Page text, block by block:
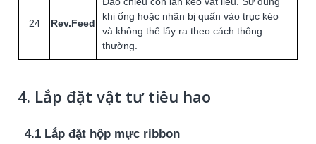
24 Rev.Feed
khi ống hoặc nhãn bị quấn vào trục kéo
và không thể lấy ra theo cách thông
thường.
4. Lắp đặt vật tư tiêu hao
4.1 Lắp đặt hộp mực ribbon